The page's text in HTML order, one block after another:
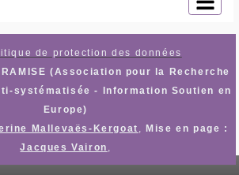
de protection des données
(Association pour la Recherche
systématisée - Information Soutien en
Europe)
Mallevaës-Kergoat
Mise en page :
Jacques Vairon